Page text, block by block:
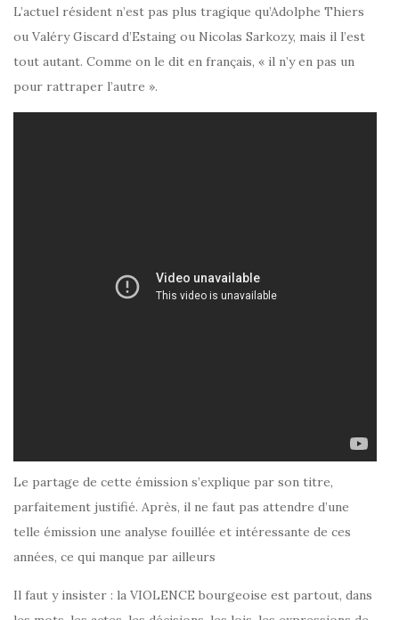
L’actuel résident n’est pas plus tragique qu’Adolphe Thiers
ou Valéry Giscard d’Estaing ou Nicolas Sarkozy, mais il l’est
tout autant. Comme on le dit en français, « il n’y en pas un
pour rattraper l’autre ».
Le partage de cette émission s’explique par son titre,
parfaitement justifié. Après, il ne faut pas attendre d’une
telle émission une analyse fouillée et intéressante de ces
années, ce qui manque par ailleurs
Il faut y insister : la VIOLENCE bourgeoise est partout, dans